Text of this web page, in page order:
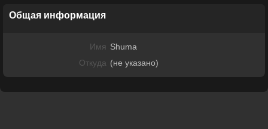
Общая информация
Имя Shuma
Откуда (не указано)